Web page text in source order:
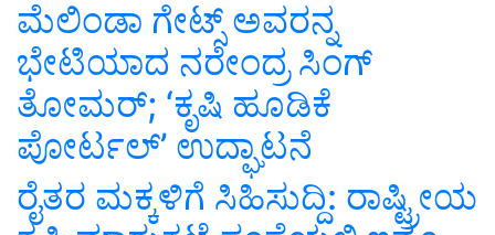
ಮೆಲಿಂಡಾ ಗೇಟ್ಸ್ ಅವರನ್ನ
ಭೇಟಿಯಾದ ನರೇಂದ್ರ ಸಿಂಗ್
ತೋಮರ್; ‘ಕೃಷಿ ಹೂಡಿಕೆ
ಪೋರ್ಟಲ್’ ಉದ್ಘಾಟನೆ
ರೈತರ ಮಕ್ಕಳಿಗೆ ಸಿಹಿಸುದ್ದಿ: ರಾಷ್ಟ್ರೀಯ